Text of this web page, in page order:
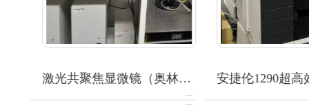
激光共聚焦显微镜（奥林… 安捷伦1290超高